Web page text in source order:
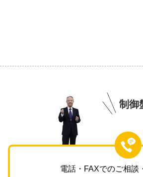
制御
電話・FAXでのご相談